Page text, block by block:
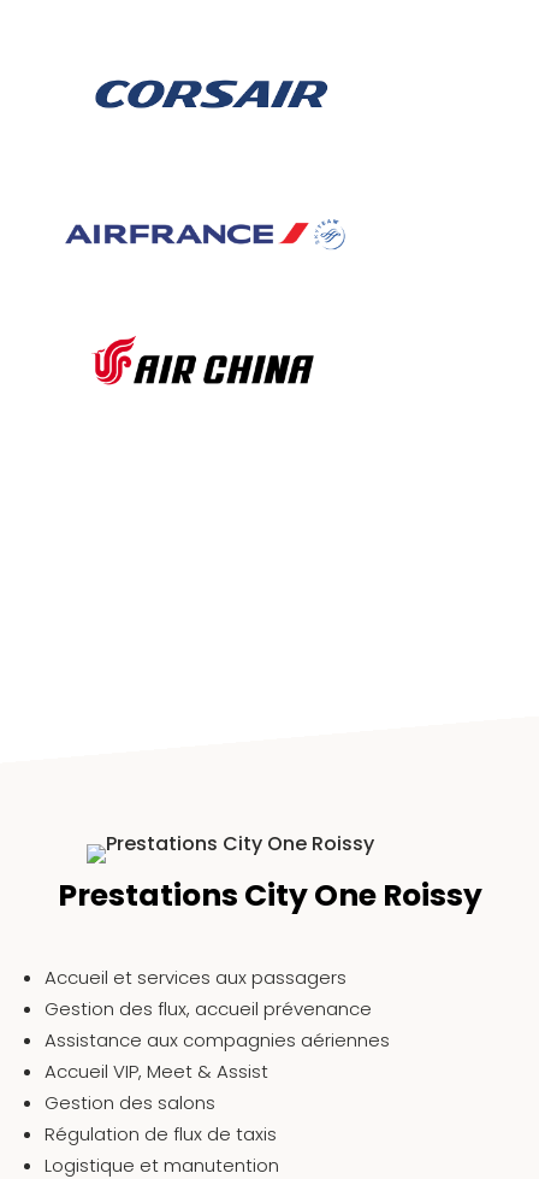
Prestations City One Roissy
Accueil et services aux passagers
Gestion des flux, accueil prévenance
Assistance aux compagnies aériennes
Accueil VIP, Meet & Assist
Gestion des salons
Régulation de flux de taxis
Logistique et manutention